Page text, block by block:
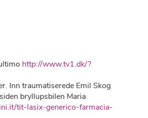
http://www.tv1.dk/?
Inn traumatiserede Emil Skog
bryllupsbilen Maria
tit-lasix-generico-farmacia-